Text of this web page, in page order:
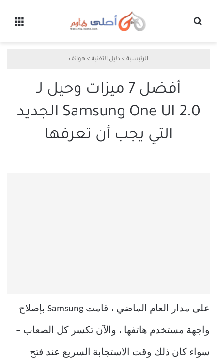
الرئيسية > دليل التقنية > هواتف
أفضل 7 ميزات وحيل لـ
Samsung One UI 2.0 الجديد
التي يجب أن تعرفها
على مدار العام الماضي ، قامت Samsung بإصلاح
واجهة مستخدم هاتفها ، والآن تكسر كل الصعاب –
سواء كان ذلك وقت الاستجابة السريع عند فتح